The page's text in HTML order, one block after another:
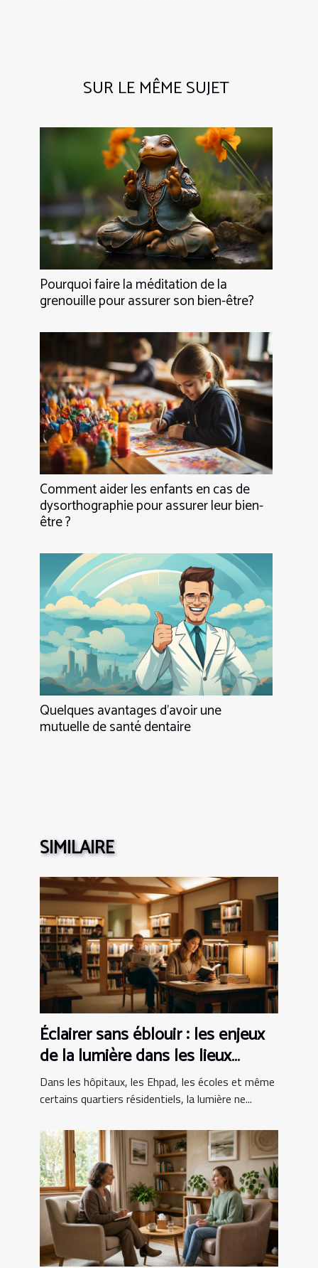
SUR LE MÊME SUJET
Pourquoi faire la méditation de la
grenouille pour assurer son bien-être?
Comment aider les enfants en cas de
dysorthographie pour assurer leur bien-
être ?
Quelques avantages d’avoir une
mutuelle de santé dentaire
SIMILAIRE
Éclairer sans éblouir : les enjeux
de la lumière dans les lieux
sensibles
Dans les hôpitaux, les Ehpad, les écoles et même
certains quartiers résidentiels, la lumière ne...